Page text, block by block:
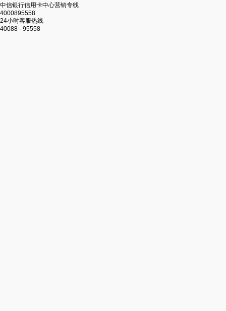
中信银行信用卡中心营销专线
4000895558
24小时客服热线
40088 - 95558